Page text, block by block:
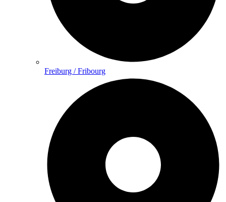
Freiburg / Fribourg